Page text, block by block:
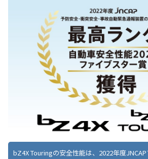
bZ4X Touringの安全性能は、2022年度